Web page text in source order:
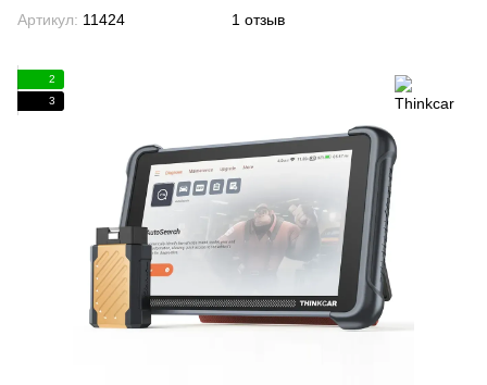
Артикул: 11424 1 отзыв
2
3